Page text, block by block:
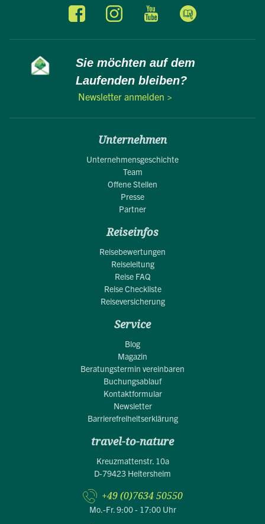
Sie möchten auf dem
Laufenden bleiben?
Newsletter anmelden >
Unternehmen
Unternehmensgeschichte
Team
Offene Stellen
Presse
Partner
Reiseinfos
Reisebewertungen
Reiseleitung
Reise FAQ
Reise Checkliste
Reiseversicherung
Service
Blog
Magazin
Beratungstermin vereinbaren
Buchungsablauf
Kontaktformular
Newsletter
Barrierefreiheitserklärung
travel-to-nature
Kreuzmattenstr. 10a
D-79423 Heitersheim
+49 (0)7634 50550
Mo.-Fr. 9:00 - 17:00 Uhr